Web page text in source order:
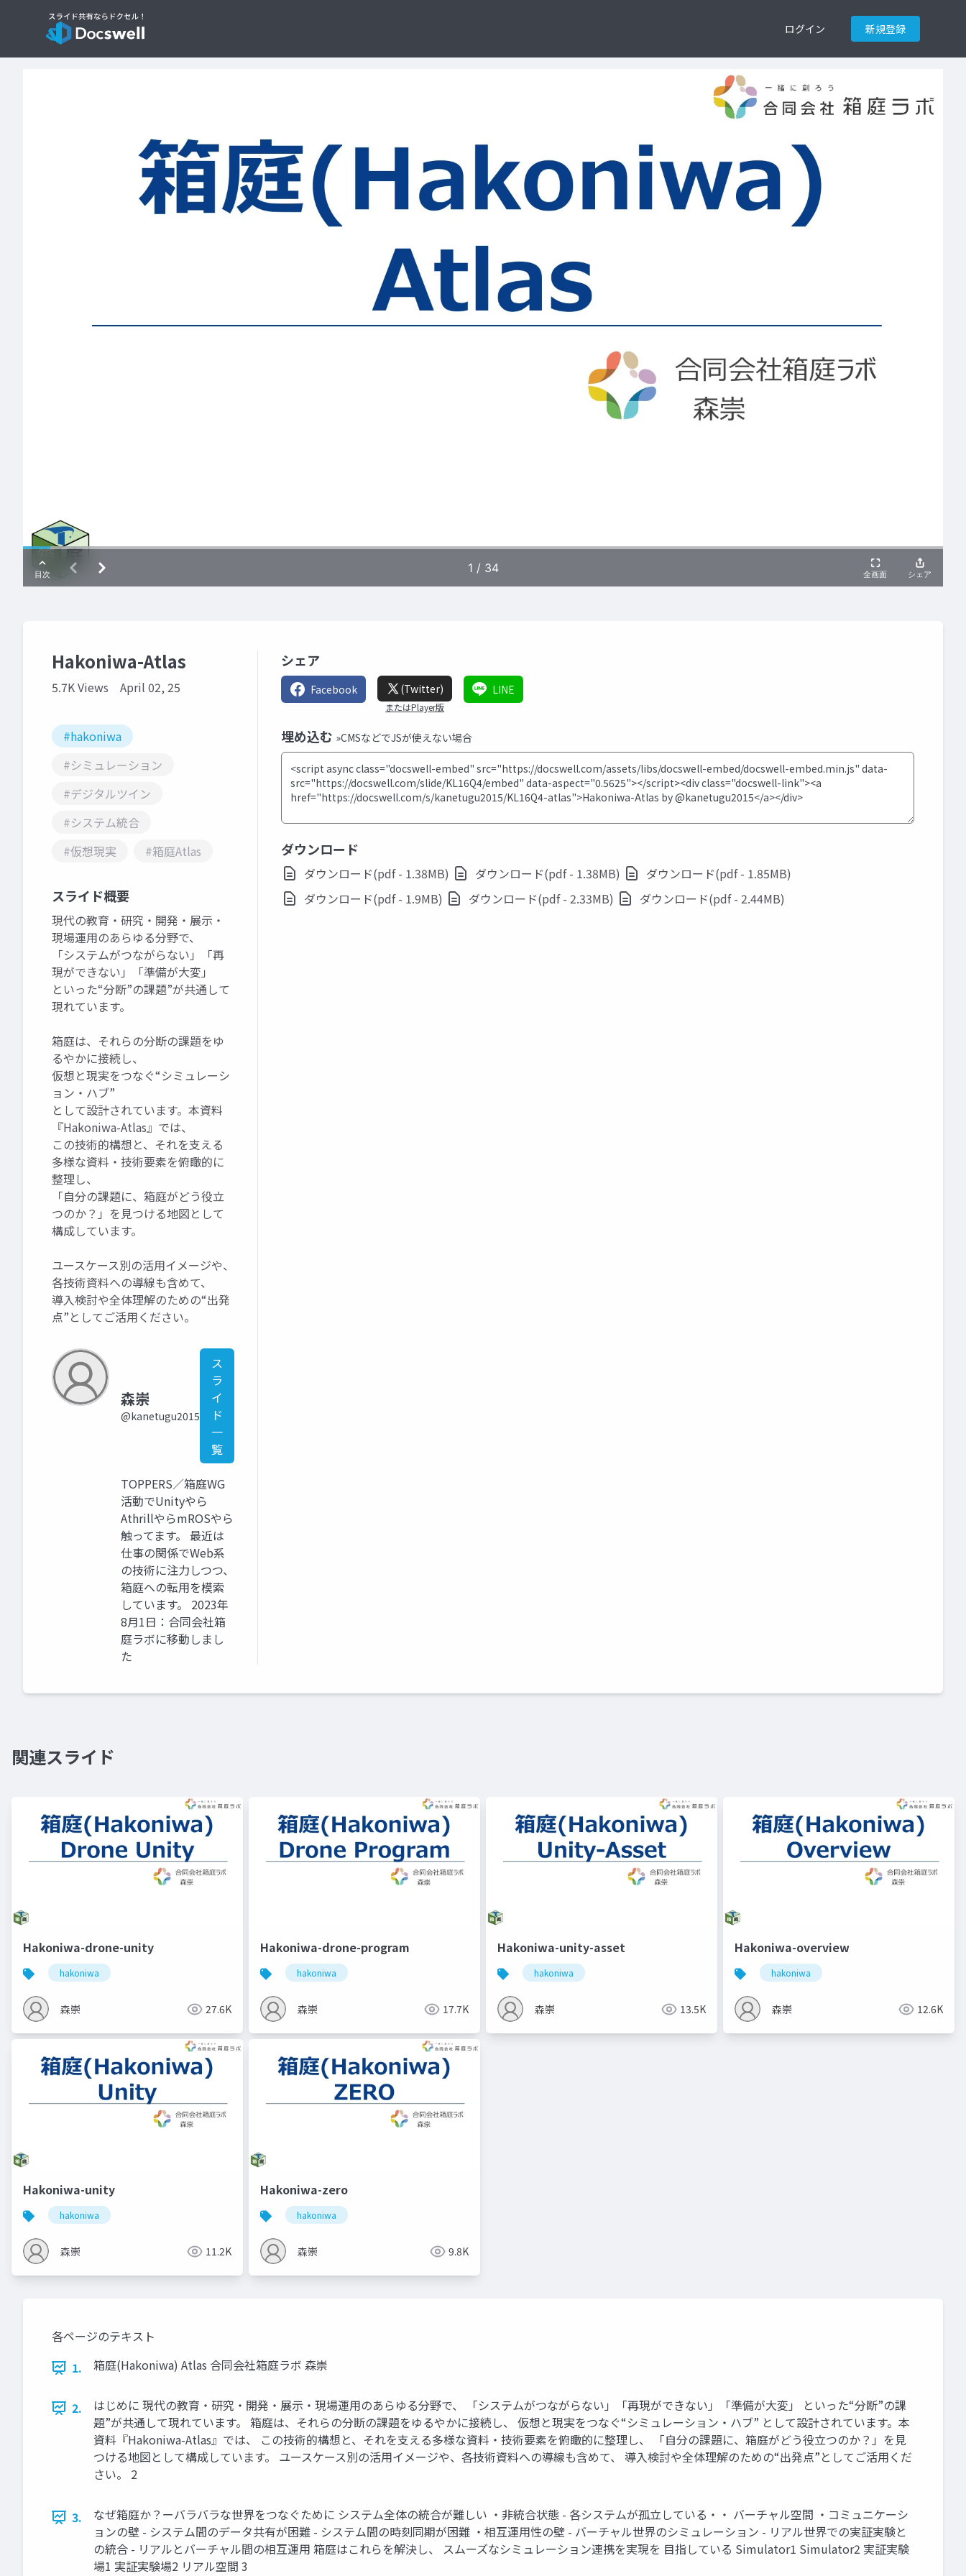
ログイン 新規登録
Hakoniwa-Atlas
5.7K Views April 02, 25
#hakoniwa
#シミュレーション
#デジタルツイン
#システム統合
#仮想現実
#箱庭Atlas
スライド概要
現代の教育・研究・開発・展示・
現場運用のあらゆる分野で、
「システムがつながらない」「再
現ができない」「準備が大変」
といった“分断”の課題”が共通して
現れています。
箱庭は、それらの分断の課題をゆ
るやかに接続し、
仮想と現実をつなぐ“シミュレーシ
ョン・ハブ”
として設計されています。本資料
『Hakoniwa-Atlas』では、
この技術的構想と、それを支える
多様な資料・技術要素を俯瞰的に
整理し、
「自分の課題に、箱庭がどう役立
つのか？」を見つける地図として
構成しています。
ユースケース別の活用イメージや、
各技術資料への導線も含めて、
導入検討や全体理解のための“出発
点”としてご活用ください。
森崇
@kanetugu2015
ス
ラ
イ
ド
一
覧
TOPPERS／箱庭WG
活動でUnityやら
AthrillやらmROSやら
触ってます。 最近は
仕事の関係でWeb系
の技術に注力しつつ、
箱庭への転用を模索
しています。 2023年
8月1日：合同会社箱
庭ラボに移動しまし
た
シェア
Facebook (Twitter)
またはPlayer版
LINE
埋め込む »CMSなどでJSが使えない場合
ダウンロード
ダウンロード(pdf - 1.38MB) ダウンロード(pdf - 1.38MB)
ダウンロード(pdf - 1.85MB)
ダウンロード(pdf - 1.9MB)
ダウンロード(pdf - 2.33MB) ダウンロード(pdf - 2.44MB)
関連スライド
Hakoniwa-drone-unity
hakoniwa
森崇 27.6K
Hakoniwa-drone-program
hakoniwa
森崇 17.7K
Hakoniwa-unity-asset
hakoniwa
森崇 13.5K
Hakoniwa-overview
hakoniwa
森崇 12.6K
Hakoniwa-unity
hakoniwa
森崇 11.2K
Hakoniwa-zero
hakoniwa
森崇 9.8K
各ページのテキスト
1.
箱庭(Hakoniwa) Atlas 合同会社箱庭ラボ 森崇
2.
はじめに 現代の教育・研究・開発・展示・現場運用のあらゆる分野で、 「システムがつながらない」「再現ができない」「準備が大変」 といった“分断”の課
題”が共通して現れています。 箱庭は、それらの分断の課題をゆるやかに接続し、 仮想と現実をつなぐ“シミュレーション・ハブ” として設計されています。本
資料『Hakoniwa-Atlas』では、 この技術的構想と、それを支える多様な資料・技術要素を俯瞰的に整理し、 「自分の課題に、箱庭がどう役立つのか？」を見
つける地図として構成しています。 ユースケース別の活用イメージや、各技術資料への導線も含めて、 導入検討や全体理解のための“出発点”としてご活用くだ
さい。 2
3.
なぜ箱庭か？ーバラバラな世界をつなぐために システム全体の統合が難しい ・非統合状態 - 各システムが孤立している・・ バーチャル空間 ・コミュニケーシ
ョンの壁 - システム間のデータ共有が困難 - システム間の時刻同期が困難 ・相互運用性の壁 - バーチャル世界のシミュレーション - リアル世界での実証実験と
の統合 - リアルとバーチャル間の相互運用 箱庭はこれらを解決し、 スムーズなシミュレーション連携を実現を 目指している Simulator1 Simulator2 実証実験
場1 実証実験場2 リアル空間 3